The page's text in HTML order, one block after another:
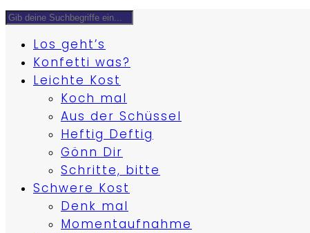
Los geht’s
Konfetti was?
Leichte Kost
Koch mal
Aus der Schüssel
Heftig Deftig
Gönn Dir
Schritte, bitte
Schwere Kost
Denk mal
Momentaufnahme